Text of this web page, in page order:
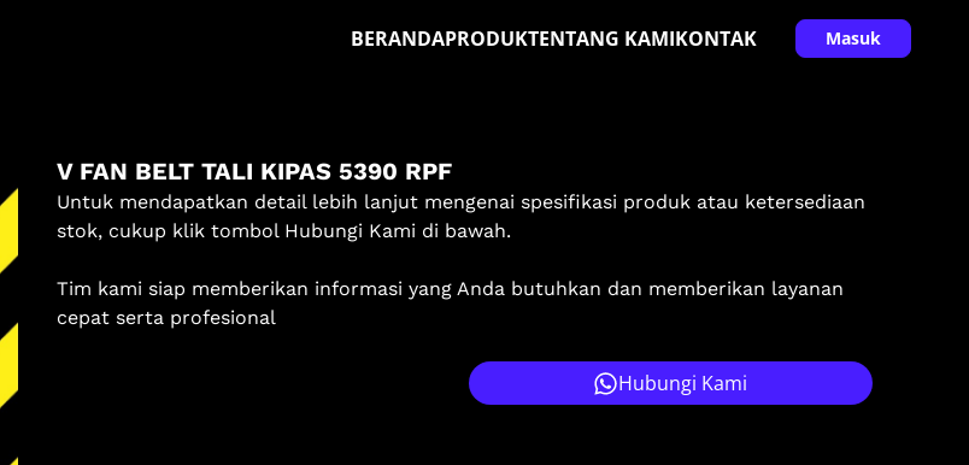
BERANDAPRODUKTENTANG KAMIKONTAK Masuk
Masuk
Pilih methode masuk
Lanjutkan dengan Google
Dengan melanjutkan, kamu telah membaca dan setuju
dengan Ketentuan LayanandanKebijakan Privasi
V FAN BELT TALI KIPAS 5390 RPF
Untuk mendapatkan detail lebih lanjut mengenai spesifikasi produk atau ketersediaan
stok, cukup klik tombol Hubungi Kami di bawah.
Tim kami siap memberikan informasi yang Anda butuhkan dan memberikan layanan
cepat serta profesional
Hubungi Kami